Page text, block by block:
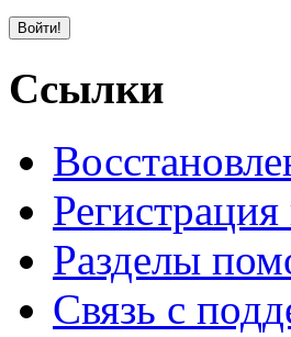
Ссылки
Разделы
Связь с